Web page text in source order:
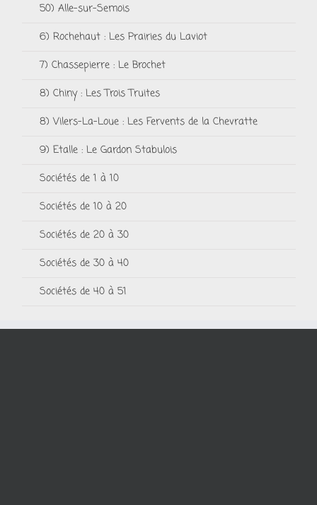
50) Alle-sur-Semois
6) Rochehaut : Les Prairies du Laviot
7) Chassepierre : Le Brochet
8) Chiny : Les Trois Truites
8) Vilers-La-Loue : Les Fervents de la Chevratte
9) Etalle : Le Gardon Stabulois
Sociétés de 1 à 10
Sociétés de 10 à 20
Sociétés de 20 à 30
Sociétés de 30 à 40
Sociétés de 40 à 51